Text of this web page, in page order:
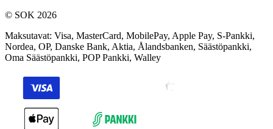
© SOK 2026
Maksutavat: Visa, MasterCard, MobilePay, Apple Pay, S-Pankki,
Nordea, OP, Danske Bank, Aktia, Ålandsbanken, Säästöpankki,
Oma Säästöpankki, POP Pankki, Walley